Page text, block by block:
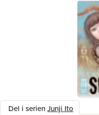
Del i serienJunji Ito